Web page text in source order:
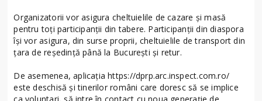
Organizatorii vor asigura cheltuielile de cazare şi masă
pentru toţi participanții din tabere. Participanţii din diaspora
îşi vor asigura, din surse proprii, cheltuielile de transport din
ţara de reşedinţă până la Bucureşti şi retur.
De asemenea, aplicația https://dprp.arc.inspect.com.ro/
este deschisă și tinerilor români care doresc să se implice